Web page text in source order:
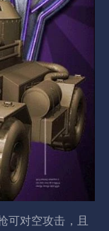
对空攻击，且